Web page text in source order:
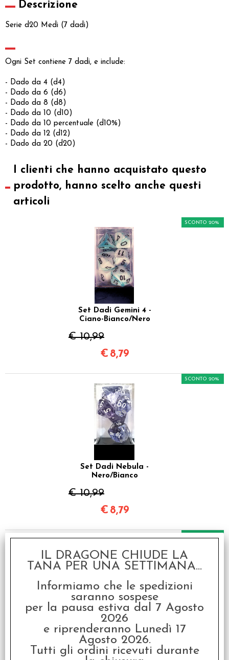
Descrizione
Serie d20 Medi (7 dadi)
Ogni Set contiene 7 dadi, e include:
- Dado da 4 (d4)
- Dado da 6 (d6)
- Dado da 8 (d8)
- Dado da 10 (d10)
- Dado da 10 percentuale (d10%)
- Dado da 12 (d12)
- Dado da 20 (d20)
I clienti che hanno acquistato questo
prodotto, hanno scelto anche questi
articoli
Set Dadi Gemini 4 -
Ciano-Bianco/Nero
€ 10,99
SCONTO 20%
€ 8,79
Set Dadi Nebula -
Nero/Bianco
€ 10,99
SCONTO 20%
€ 8,79
Set Dadi Gemini 5 -
Nero-Ciano/Bianco
€ 10,99
IL DRAGONE CHIUDE LA
TANA PER UNA SETTIMANA...
Informiamo che le spedizioni
saranno sospese
per la pausa estiva dal 7 Agosto
2026
e riprenderanno Lunedì 17
Agosto 2026.
Tutti gli ordini ricevuti durante